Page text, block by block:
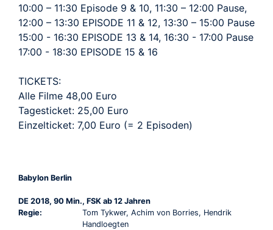
10:00 – 11:30 Episode 9 & 10, 11:30 – 12:00 Pause,
12:00 – 13:30 EPISODE 11 & 12, 13:30 – 15:00 Pause
15:00 - 16:30 EPISODE 13 & 14, 16:30 - 17:00 Pause
17:00 - 18:30 EPISODE 15 & 16
TICKETS:
Alle Filme 48,00 Euro
Tagesticket: 25,00 Euro
Einzelticket: 7,00 Euro (= 2 Episoden)
Babylon Berlin
DE 2018, 90 Min., FSK ab 12 Jahren
Regie:
Tom Tykwer, Achim von Borries, Hendrik
Handloegten